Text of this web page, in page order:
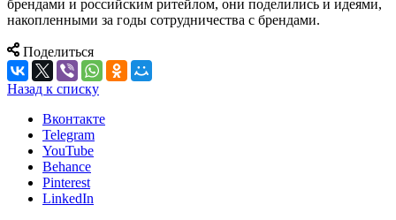
брендами и российским ритейлом, они поделились и идеями,
накопленными за годы сотрудничества с брендами.
Поделиться
Назад к списку
Вконтакте
Telegram
YouTube
Behance
Pinterest
LinkedIn